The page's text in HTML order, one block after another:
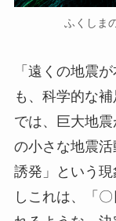
ふくしま
「遠くの地震
も、科学的な
では、巨大地
の小さな地震
誘発」という
しこれは、「